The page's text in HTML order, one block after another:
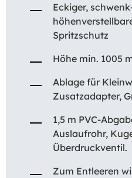
Eckiger,
Spritzschutz
Höhe min. 1005
Ablage für
Zusatzadapter,
1,5 m PVC-
Auslaufrohr,
Überdruckventil.
Zum Entleeren